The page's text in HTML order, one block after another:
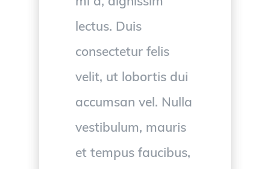
lectus. Duis
consectetur felis
velit, ut lobortis dui
accumsan vel. Nulla
vestibulum, mauris
et tempus faucibus,